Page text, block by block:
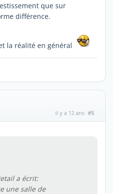
que sur
différence.
la réalité en général
il y a 12 ans #5
a écrit:
une salle de